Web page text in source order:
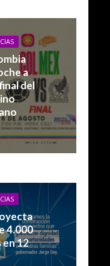
a
del
4.000
en 12